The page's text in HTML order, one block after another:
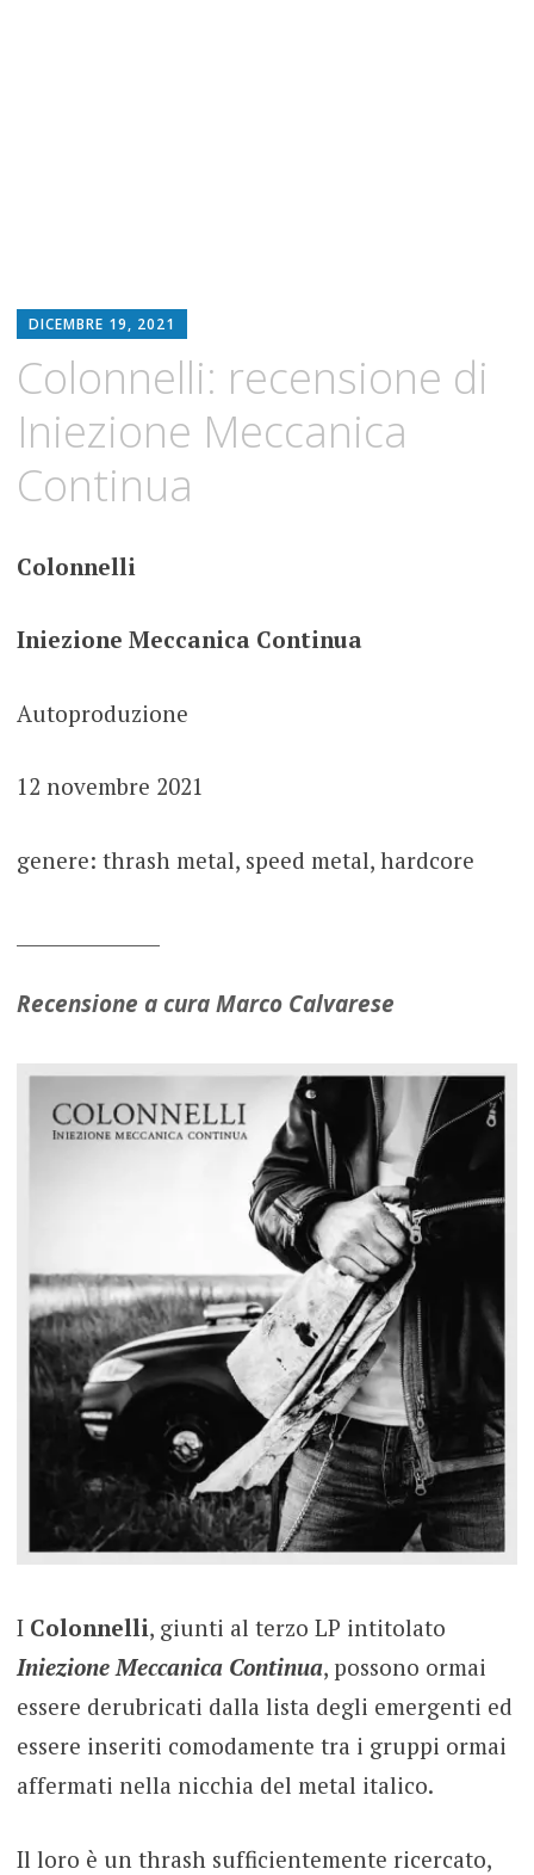
DICEMBRE 19, 2021
Colonnelli: recensione di
Iniezione Meccanica
Continua
Colonnelli
Iniezione Meccanica Continua
Autoproduzione
12 novembre 2021
genere: thrash metal, speed metal, hardcore
Recensione a cura Marco Calvarese
I Colonnelli, giunti al terzo LP intitolato
Iniezione Meccanica Continua, possono ormai
essere derubricati dalla lista degli emergenti ed
essere inseriti comodamente tra i gruppi ormai
affermati nella nicchia del metal italico.
Il loro è un thrash sufficientemente ricercato,